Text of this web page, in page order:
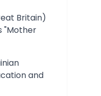
Britain)
"Mother
and